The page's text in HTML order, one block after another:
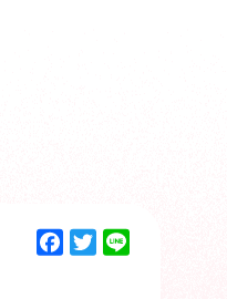
F
T